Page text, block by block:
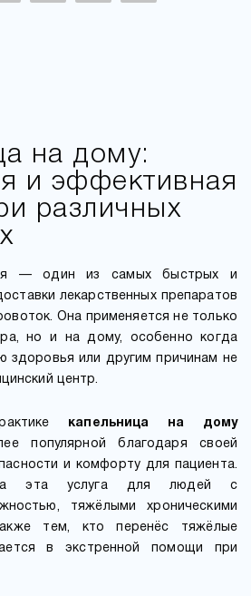
на дому:
и эффективная
различных
— один из самых быстрых и
лекарственных препаратов
Она применяется не только
но и на дому, особенно когда
здоровья или другим причинам не
центр.
капельница на дому
популярной благодаря своей
и комфорту для пациента.
эта услуга для людей с
тяжёлыми хроническими
тем, кто перенёс тяжёлые
в экстренной помощи при